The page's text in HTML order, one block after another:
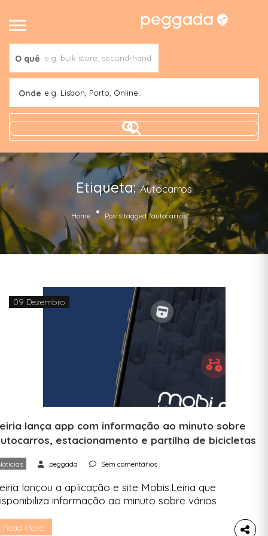
O quê
Onde e.g. Lisbon, Porto, Online..
Etiqueta:Autocarros
Home Posts tagged "autocarros"
09 Dezembro
lança app com informação ao minuto sobre
estacionamento e partilha de bicicletas
peggada Sem comentários
lançou a aplicação e site Mobis.Leiria que
informação ao minuto sobre vários
os autocarros ou informações
Read More